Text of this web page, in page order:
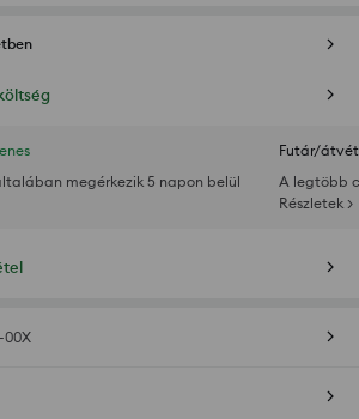
megérkezik 5 napon belül
Futár/
A legtöbb
Részletek >
00X